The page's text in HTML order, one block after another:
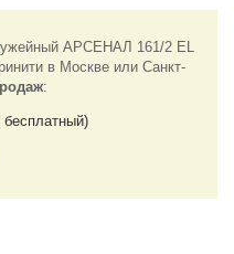
АРСЕНАЛ 161/2 EL
в Москве или Санкт-
:
бесплатный)